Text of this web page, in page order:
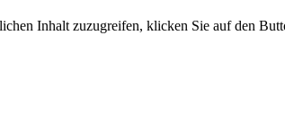
Inhalt zuzugreifen, klicken Sie auf den